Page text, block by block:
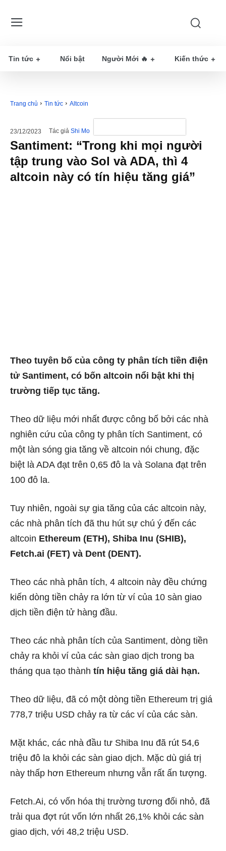
Tin tức Nổi bật Người Mới 🔥 Kiến thức
Trang chủ Tin tức Altcoin
23/12/2023 Tác giả Shi Mo
Santiment: “Trong khi mọi người
tập trung vào Sol và ADA, thì 4
altcoin này có tín hiệu tăng giá”
Theo tuyên bố của công ty phân tích tiền điện
tử Santiment, có bốn altcoin nổi bật khi thị
trường tiếp tục tăng.
Theo dữ liệu mới nhất được công bố bởi các nhà
nghiên cứu của công ty phân tích Santiment, có
một làn sóng gia tăng về altcoin nói chung, đặc
biệt là ADA đạt trên 0,65 đô la và Solana đạt trên
100 đô la.
Tuy nhiên, ngoài sự gia tăng của các altcoin này,
các nhà phân tích đã thu hút sự chú ý đến các
altcoin Ethereum (ETH), Shiba Inu (SHIB),
Fetch.ai (FET) và Dent (DENT).
Theo các nhà phân tích, 4 altcoin này đều chứng
kiến ​​dòng tiền chảy ra lớn từ ví của 10 sàn giao
dịch tiền điện tử hàng đầu.
Theo các nhà phân tích của Santiment, dòng tiền
chảy ra khỏi ví của các sàn giao dịch trong ba
tháng qua tạo thành tín hiệu tăng giá dài hạn.
Theo dữ liệu, đã có một dòng tiền Ethereum trị giá
778,7 triệu USD chảy ra từ các ví của các sàn.
Mặt khác, các nhà đầu tư Shiba Inu đã rút 54,6
triệu đô la khỏi các sàn giao dịch. Mặc dù giá trị
này thấp hơn Ethereum nhưng vẫn rất ấn tượng.
Fetch.Ai, có vốn hóa thị trường tương đối nhỏ, đã
trải qua đợt rút vốn lớn nhất 26,1% khỏi các sàn
giao dịch, với 48,2 triệu USD.